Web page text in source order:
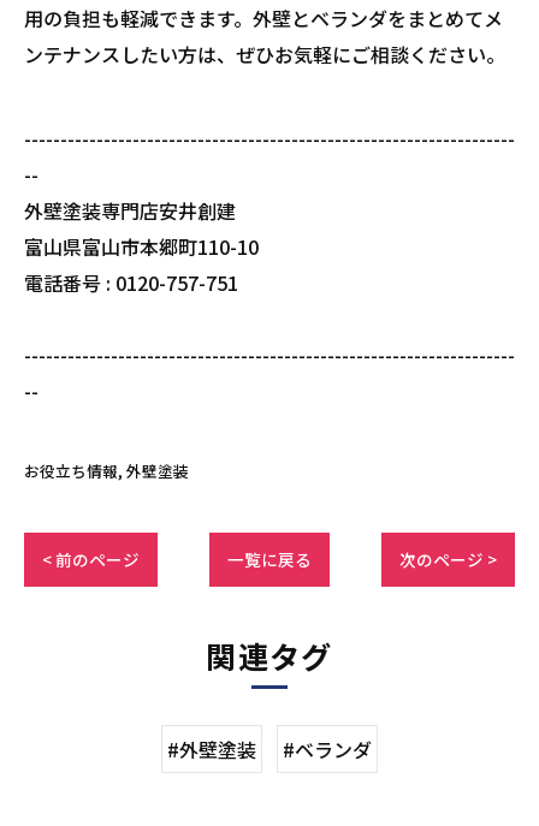
用の負担も軽減できます。外壁とベランダをまとめてメ
ンテナンスしたい方は、ぜひお気軽にご相談ください。
--------------------------------------------------------------------
--
外壁塗装専門店安井創建
富山県富山市本郷町110-10
電話番号 : 0120-757-751
--------------------------------------------------------------------
--
お役立ち情報 外壁塗装
< 前のページ 一覧に戻る 次のページ >
関連タグ
#外壁塗装 #ベランダ